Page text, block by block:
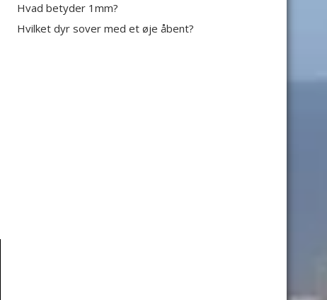
Hvad betyder 1mm?
Hvilket dyr sover med et øje åbent?